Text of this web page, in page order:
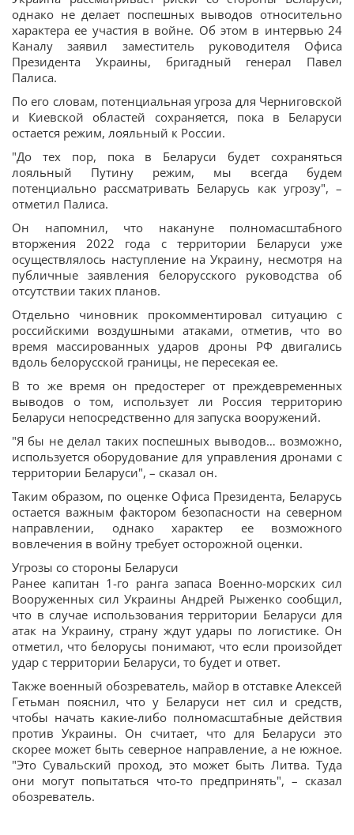
однако не делает поспешных выводов относительно
характера ее участия в войне. Об этом в интервью 24
Каналу заявил заместитель руководителя Офиса
Президента Украины, бригадный генерал Павел
Палиса.
По его словам, потенциальная угроза для Черниговской
и Киевской областей сохраняется, пока в Беларуси
остается режим, лояльный к России.
"До тех пор, пока в Беларуси будет сохраняться
лояльный Путину режим, мы всегда будем
потенциально рассматривать Беларусь как угрозу", –
отметил Палиса.
Он напомнил, что накануне полномасштабного
вторжения 2022 года с территории Беларуси уже
осуществлялось наступление на Украину, несмотря на
публичные заявления белорусского руководства об
отсутствии таких планов.
Отдельно чиновник прокомментировал ситуацию с
российскими воздушными атаками, отметив, что во
время массированных ударов дроны РФ двигались
вдоль белорусской границы, не пересекая ее.
В то же время он предостерег от преждевременных
выводов о том, использует ли Россия территорию
Беларуси непосредственно для запуска вооружений.
"Я бы не делал таких поспешных выводов… возможно,
используется оборудование для управления дронами с
территории Беларуси", – сказал он.
Таким образом, по оценке Офиса Президента, Беларусь
остается важным фактором безопасности на северном
направлении, однако характер ее возможного
вовлечения в войну требует осторожной оценки.
Угрозы со стороны Беларуси
Ранее капитан 1-го ранга запаса Военно-морских сил
Вооруженных сил Украины Андрей Рыженко сообщил,
что в случае использования территории Беларуси для
атак на Украину, страну ждут удары по логистике. Он
отметил, что белорусы понимают, что если произойдет
удар с территории Беларуси, то будет и ответ.
Также военный обозреватель, майор в отставке Алексей
Гетьман пояснил, что у Беларуси нет сил и средств,
чтобы начать какие-либо полномасштабные действия
против Украины. Он считает, что для Беларуси это
скорее может быть северное направление, а не южное.
"Это Сувальский проход, это может быть Литва. Туда
они могут попытаться что-то предпринять", – сказал
обозреватель.